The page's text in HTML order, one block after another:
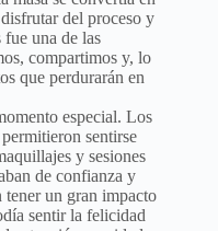
del proceso y
fue una de las
compartimos y, lo
que perdurarán en
especial. Los
sentirse
y sesiones
de confianza y
tener un gran impacto
sentir la felicidad